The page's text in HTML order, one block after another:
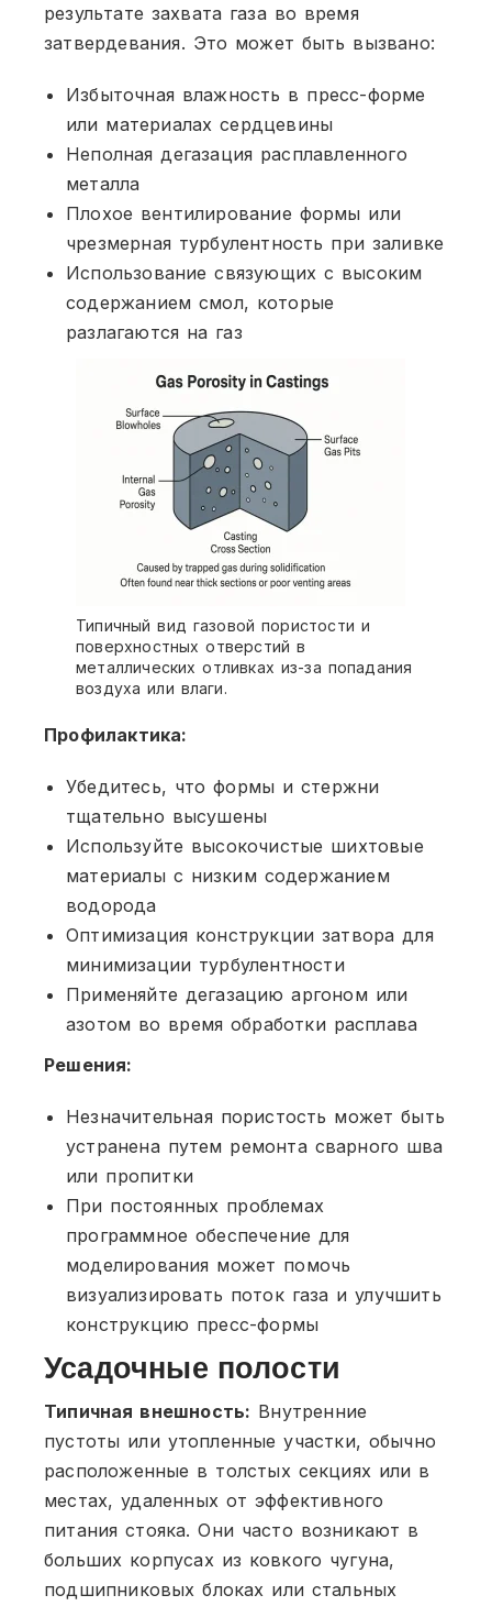
результате захвата газа во время
затвердевания. Это может быть вызвано:
Избыточная влажность в пресс-форме
или материалах сердцевины
Неполная дегазация расплавленного
металла
Плохое вентилирование формы или
чрезмерная турбулентность при заливке
Использование связующих с высоким
содержанием смол, которые
разлагаются на газ
Типичный вид газовой пористости и
поверхностных отверстий в
металлических отливках из-за попадания
воздуха или влаги.
Профилактика:
Убедитесь, что формы и стержни
тщательно высушены
Используйте высокочистые шихтовые
материалы с низким содержанием
водорода
Оптимизация конструкции затвора для
минимизации турбулентности
Применяйте дегазацию аргоном или
азотом во время обработки расплава
Решения:
Незначительная пористость может быть
устранена путем ремонта сварного шва
или пропитки
При постоянных проблемах
программное обеспечение для
моделирования может помочь
визуализировать поток газа и улучшить
конструкцию пресс-формы
Усадочные полости
Типичная внешность: Внутренние
пустоты или утопленные участки, обычно
расположенные в толстых секциях или в
местах, удаленных от эффективного
питания стояка. Они часто возникают в
больших корпусах из ковкого чугуна,
подшипниковых блоках или стальных